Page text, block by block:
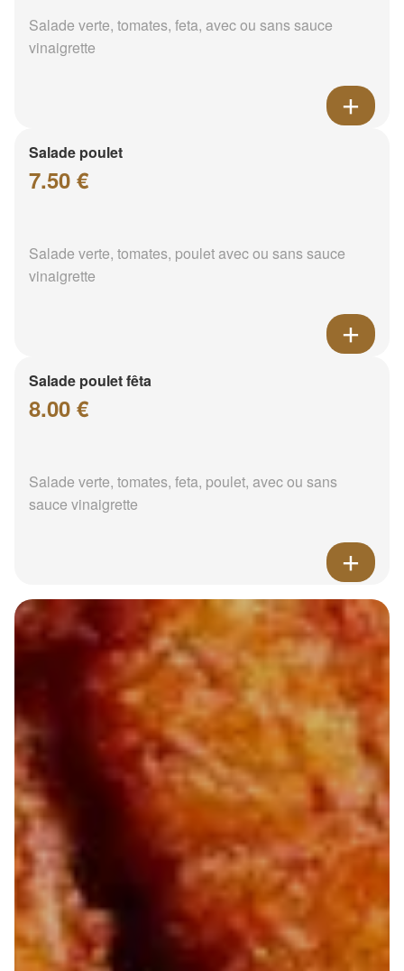
Salade verte, tomates, feta, avec ou sans sauce
vinaigrette
Salade poulet
7.50 €
Salade verte, tomates, poulet avec ou sans sauce
vinaigrette
Salade poulet fêta
8.00 €
Salade verte, tomates, feta, poulet, avec ou sans
sauce vinaigrette